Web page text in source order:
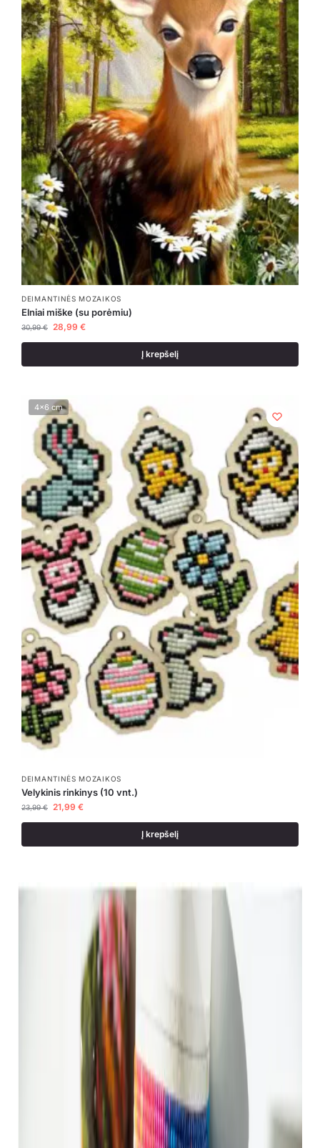
DEIMANTINĖS MOZAIKOS
Elniai miške (su porėmiu)
30,99€ 28,99 €
Į krepšelį
4x6 cm
DEIMANTINĖS MOZAIKOS
Velykinis rinkinys (10 vnt.)
23,99€ 21,99 €
Į krepšelį